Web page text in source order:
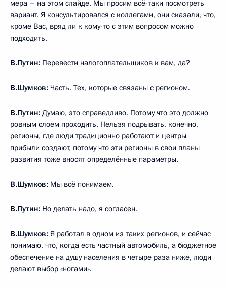
мера – на этом слайде. Мы просим всё-таки посмотреть
вариант. Я консультировался с коллегами, они сказали, что,
кроме Вас, вряд ли к кому-то с этим вопросом можно
подходить.
В.Путин: Перевести налогоплательщиков к вам, да?
В.Шумков: Часть. Тех, которые связаны с регионом.
В.Путин: Думаю, это справедливо. Потому что это должно
ровным слоем проходить. Нельзя подрывать, конечно,
регионы, где люди традиционно работают и центры
прибыли создают, потому что эти регионы в свои планы
развития тоже вносят определённые параметры.
В.Шумков: Мы всё понимаем.
В.Путин: Но делать надо, я согласен.
В.Шумков: Я работал в одном из таких регионов, и сейчас
понимаю, что, когда есть частный автомобиль, а бюджетное
обеспечение на душу населения в четыре раза ниже, люди
делают выбор «ногами».